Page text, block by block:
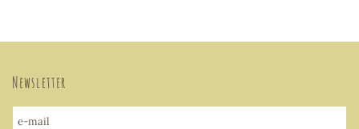
Newsletter
e-mail